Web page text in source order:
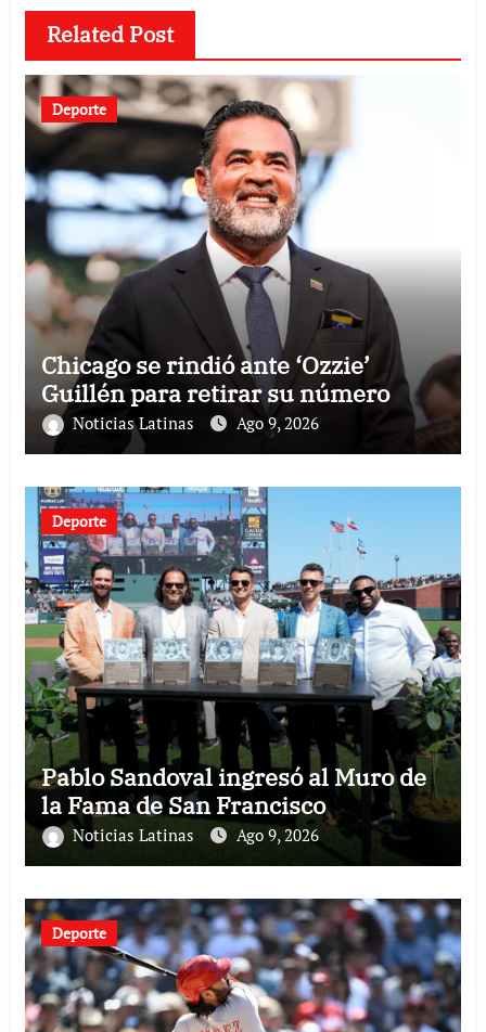
Related Post
Deporte
Chicago se rindió ante ‘Ozzie’
Guillén para retirar su número
Noticias Latinas Ago 9, 2026
Deporte
Pablo Sandoval ingresó al Muro de
la Fama de San Francisco
Noticias Latinas Ago 9, 2026
Deporte